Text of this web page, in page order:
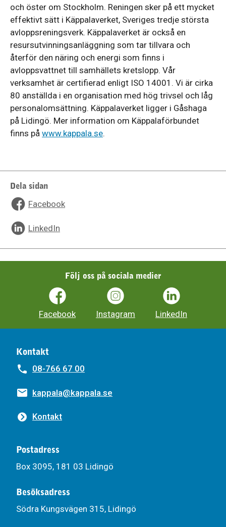
och öster om Stockholm. Reningen sker på ett mycket
effektivt sätt i Käppalaverket, Sveriges tredje största
avloppsreningsverk. Käppalaverket är också en
resursutvinningsanläggning som tar tillvara och
återför den näring och energi som finns i
avloppsvattnet till samhällets kretslopp. Vår
verksamhet är certifierad enligt ISO 14001. Vi är cirka
80 anställda i en organisation med hög trivsel och låg
personalomsättning. Käppalaverket ligger i Gåshaga
på Lidingö. Mer information om Käppalaförbundet
finns på www.kappala.se.
Dela sidan
Facebook
LinkedIn
Följ oss på sociala medier
Facebook Instagram LinkedIn
Kontakt
08-766 67 00
kappala@kappala.se
Kontakt
Postadress
Box 3095, 181 03 Lidingö
Besöksadress
Södra Kungsvägen 315, Lidingö